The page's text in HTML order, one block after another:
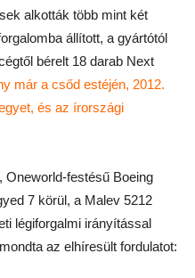
alkották több mint két
állított, a gyártótól
bérelt 18 darab Next
már a csőd estéjén, 2012.
és az írországi
Oneworld-festésű Boeing
7 körül, a Malev 5212
légiforgalmi irányítással
az elhíresült fordulatot: